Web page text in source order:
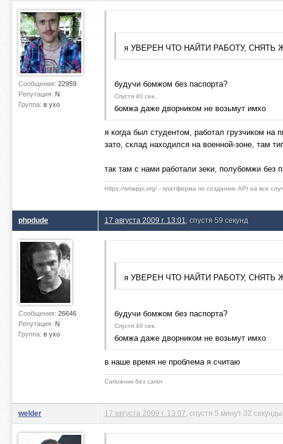
Сообщения: 22959
Репутация: N
Группа: в ухо
я УВЕРЕН ЧТО НАЙТИ РАБОТУ, СНЯТЬ
будучи бомжом без паспорта?
Спустя 40 сек.
бомжа даже дворником не возьмут имхо
я когда был студентом, работал грузчиком
зато, склад находился на военной-зоне, там
так там с нами работали зеки, полубомжи без
https://smappi.org/ - платформа по созданию API на все
phpdude
Сообщения: 26646
Репутация: N
Группа: в ухо
17 августа 2009 г. 13:01 , спустя 59 секунд
я УВЕРЕН ЧТО НАЙТИ РАБОТУ, СНЯТЬ
будучи бомжом без паспорта?
Спустя 40 сек.
бомжа даже дворником не возьмут имхо
в наше время не проблема я считаю
Сапожник без сапог
welder 17 августа 2009 г. 13:07 , спустя 5 минут 32 секунды